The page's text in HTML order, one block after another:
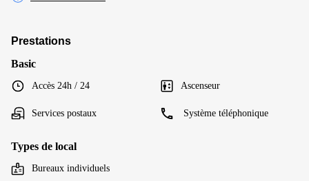
Prestations
Basic
Accès 24h / 24 Ascenseur
Services postaux Système téléphonique
Types de local
Bureaux individuels